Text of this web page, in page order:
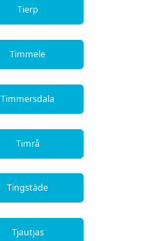
Tierp
Timmele
Timmersdala
Timrå
Tingstäde
Tjautjas